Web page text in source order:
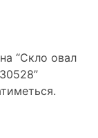
“Скло овал